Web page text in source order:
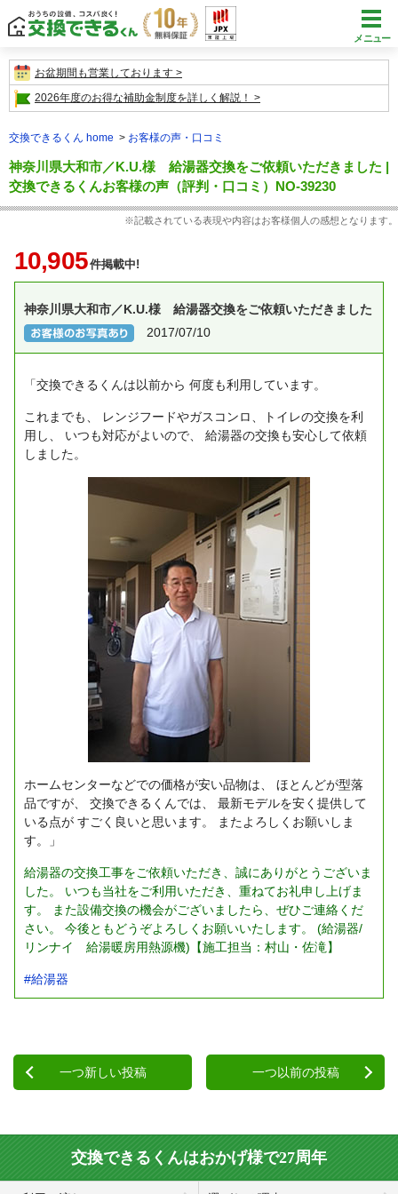
メニュー
お盆期間も営業しております
2026年度のお得な補助金制度を詳しく解説！
交換できるくん home お客様の声・口コミ
神奈川県大和市／K.U.様 給湯器交換をご依頼いただきました |
交換できるくんお客様の声（評判・口コミ）NO-39230
※記載されている表現や内容はお客様個人の感想となります。
10,905件掲載中!
神奈川県大和市／K.U.様 給湯器交換をご依頼いただきました
2017/07/10
「交換できるくんは以前から 何度も利用しています。
これまでも、
レンジフードやガスコンロ、トイレの交換を利
用し、
いつも対応がよいので、
給湯器の交換も安心して依頼
しました。
ホームセンターなどでの価格が安い品物は、
ほとんどが型落
品ですが、
交換できるくんでは、
最新モデルを安く提供して
いる点が すごく良いと思います。
またよろしくお願いしま
す。」
給湯器の交換工事をご依頼いただき、誠にありがとうございま
した。
いつも当社をご利用いただき、重ねてお礼申し上げま
す。
また設備交換の機会がございましたら、ぜひご連絡くだ
さい。
今後ともどうぞよろしくお願いいたします。 (給湯器/
リンナイ 給湯暖房用熱源機)【施工担当： 村山・佐滝】
#給湯器
一つ新しい投稿 一つ以前の投稿
交換できるくんはおかげ様で27周年